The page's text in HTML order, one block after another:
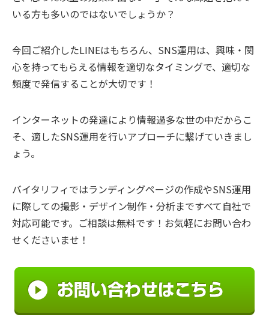
いる方も多いのではないでしょうか？
今回ご紹介したLINEはもちろん、SNS運用は、興味・関
心を持ってもらえる情報を適切なタイミングで、適切な
頻度で発信することが大切です！
インターネットの発達により情報過多な世の中だからこ
そ、適したSNS運用を行いアプローチに繋げていきまし
ょう。
バイタリフィではランディングページの作成やSNS運用
に際しての撮影・デザイン制作・分析まですべて自社で
対応可能です。ご相談は無料です！お気軽にお問い合わ
せくださいませ！